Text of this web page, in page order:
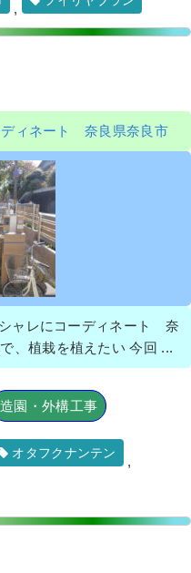
,
ディネート 奈良県奈良市
ャレにコーディネート 奈
、植栽を植えたい 今回 ...
造園・外構工事
オタフクナンテン
,